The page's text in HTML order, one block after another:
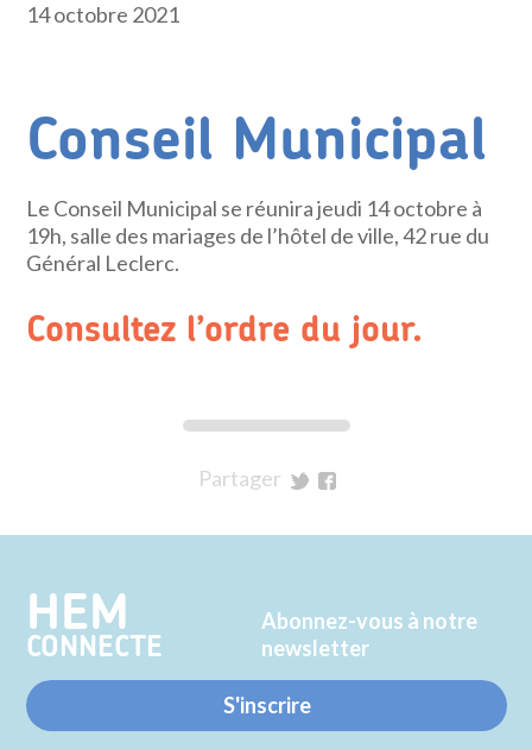
14 octobre 2021
Conseil Municipal
Le Conseil Municipal se réunira jeudi 14 octobre à
19h, salle des mariages de l’hôtel de ville, 42 rue du
Général Leclerc.
Consultez l’ordre du jour.
Partager
Twitter
Facebook
HEM
CONNECTE
Abonnez-vous à notre
newsletter
S'inscrire